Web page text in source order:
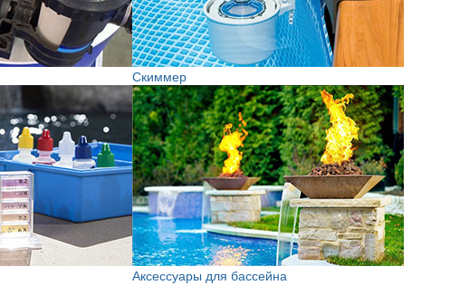
Скиммер
Аксессуары для бассейна